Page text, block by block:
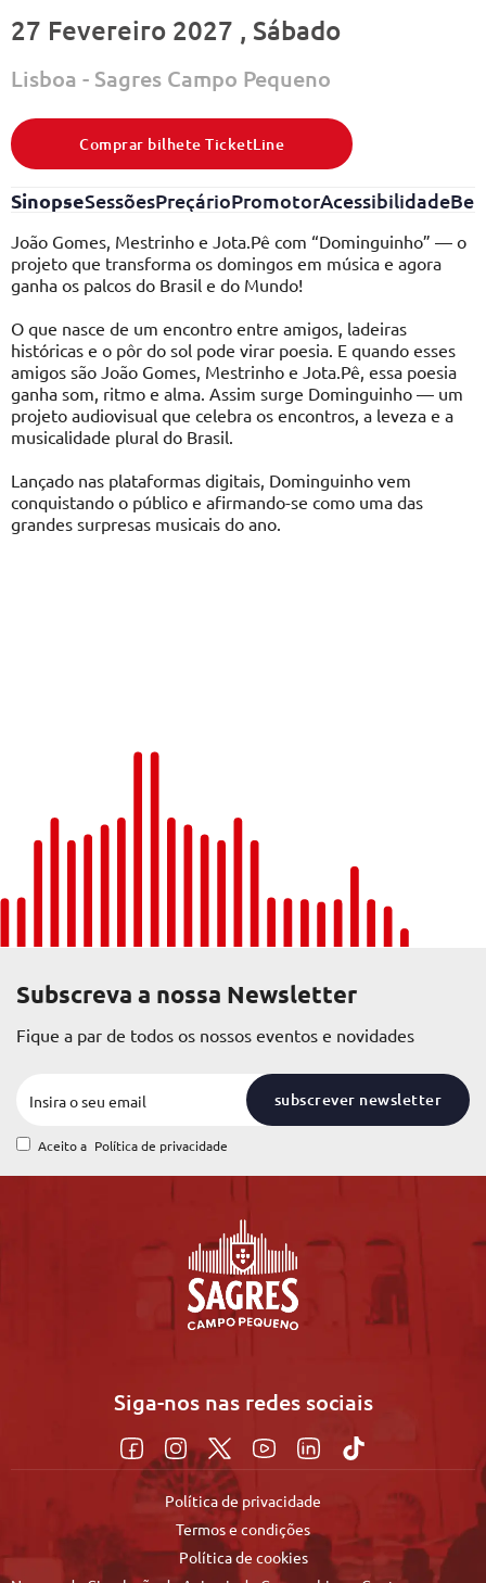
27 Fevereiro 2027 , Sábado
Lisboa - Sagres Campo Pequeno
Comprar bilhete TicketLine
SinopseSessõesPreçárioPromotorAcessibilidade
João Gomes, Mestrinho e Jota.Pê com “Dominguinho” — o
projeto que transforma os domingos em música e agora
ganha os palcos do Brasil e do Mundo!
O que nasce de um encontro entre amigos, ladeiras
históricas e o pôr do sol pode virar poesia. E quando esses
amigos são João Gomes, Mestrinho e Jota.Pê, essa poesia
ganha som, ritmo e alma. Assim surge Dominguinho — um
projeto audiovisual que celebra os encontros, a leveza e a
musicalidade plural do Brasil.
Lançado nas plataformas digitais, Dominguinho vem
conquistando o público e afirmando-se como uma das
grandes surpresas musicais do ano.
Subscreva a nossa Newsletter
Fique a par de todos os nossos eventos e novidades
subscrever newsletter
Aceito a Política de privacidade
Siga-nos nas redes sociais
Política de privacidade
Termos e condições
Política de cookies